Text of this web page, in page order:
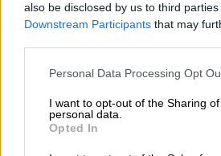
also be disclosed by us to third
Downstream Participants that may
Personal Data Processing Opt
I want to opt-out of the Sharing
personal data.
Opted In
Los Reyes presiden el
homenaje a las
coronavirus